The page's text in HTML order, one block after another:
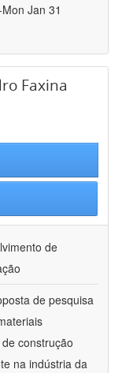
Jan 31
Faxina
de
de pesquisa
construção
na indústria da